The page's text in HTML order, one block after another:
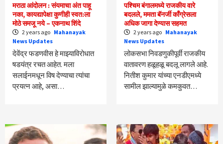
मराठा आंदोलन : संयमाचा अंत पाहू
नका, कायद्यापेक्षा कुणीही स्वत:ला
मोठे समजू नये – एकनाथ शिंदे
2 years ago Mahanayak
News Updates
देवेंद्र फडणवीस हे माझ्याविरोधात
षडयंत्र रचत आहेत. मला
सलाईनमधून विष देण्याचा त्यांचा
प्रयत्न आहे, असा…
पश्चिम बंगालमध्ये राजकीय वारे
बदलले, ममता बॅनर्जी काँग्रेसला
अधिक जागा देण्यास सहमत
2 years ago Mahanayak
News Updates
लोकसभा निवडणुकीपूर्वी राजकीय
वातावरण हळूहळू बदलू लागले आहे.
नितीश कुमार यांच्या एनडीएमध्ये
सामील झाल्यामुळे कमकुवत…